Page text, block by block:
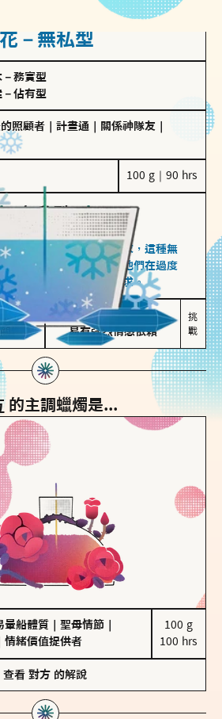
－無私型
－ 務實型
－ 佔有型
照顧者 計畫通 關係神隊友
100 g｜90 hrs
無私型
海鹽、雪花
呵護、滿足另一半的需求，這種無
關係連結，但也可能讓他們在過度
我，忽略自己真正的需求。
懷
較難設立界線
易有強烈情感依賴
挑
戰
的主調蠟燭是...
暈船體質 聖母情節
情緒價值提供者
100 g
100 hrs
查看 對方 的解說